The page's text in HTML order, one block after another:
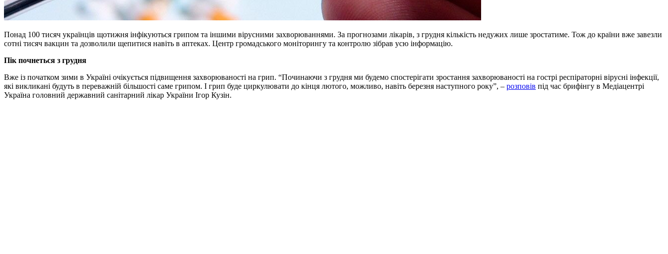
Понад 100 тисяч українців щотижня інфікуються грипом та іншими вірусними захворюваннями. За прогнозами лікарів, з грудня кількість недужих лише зростатиме. Тож до країни вже завезли
сотні тисяч вакцин та дозволили щепитися навіть в аптеках. Центр громадського моніторингу та контролю зібрав усю інформацію.
Пік почнеться з грудня
Вже із початком зими в Україні очікується підвищення захворюваності на грип. “Починаючи з грудня ми будемо спостерігати зростання захворюваності на гострі респіраторні вірусні інфекції,
які викликані будуть в переважній більшості саме грипом. І грип буде циркулювати до кінця лютого, можливо, навіть березня наступного року”, – розповів під час брифінгу в Медіацентрі
Україна головний державний санітарний лікар України Ігор Кузін.